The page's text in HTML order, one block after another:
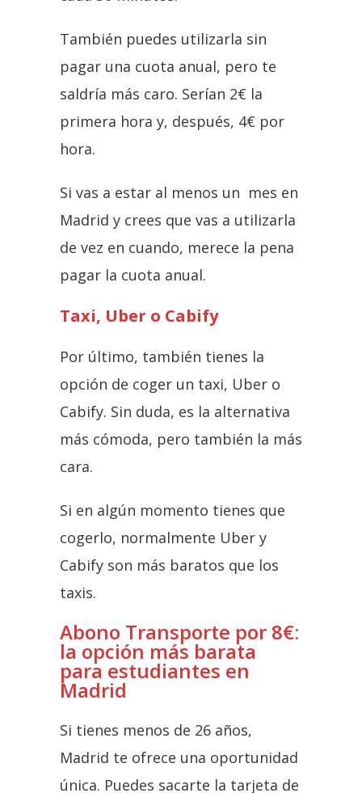
También puedes utilizarla sin
pagar una cuota anual, pero te
saldría más caro. Serían 2€ la
primera hora y, después, 4€ por
hora.
Si vas a estar al menos un mes en
Madrid y crees que vas a utilizarla
de vez en cuando, merece la pena
pagar la cuota anual.
Taxi, Uber o Cabify
Por último, también tienes la
opción de coger un taxi, Uber o
Cabify. Sin duda, es la alternativa
más cómoda, pero también la más
cara.
Si en algún momento tienes que
cogerlo, normalmente Uber y
Cabify son más baratos que los
taxis.
Abono Transporte por 8€:
la opción más barata
para estudiantes en
Madrid
Si tienes menos de 26 años,
Madrid te ofrece una oportunidad
única. Puedes sacarte la tarjeta de